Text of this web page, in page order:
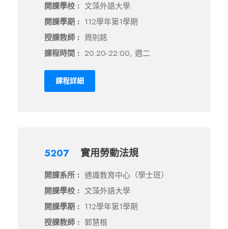
開課學校 : 文藻外語大學
開課學期 : 112學年第1學期
授課教師 : 周則銘
課程時間 : 20:20-22:00, 週二
課程詳細
5207 實用勞動法規
開課系所 : 通識教育中心（學士班）
開課學校 : 文藻外語大學
開課學期 : 112學年第1學期
授課教師 : 郭慧根